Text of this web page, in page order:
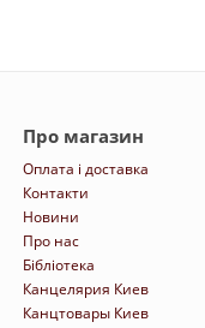
Про магазин
Оплата і доставка
Контакти
Новини
Про нас
Бібліотека
Канцелярия Киев
Канцтовары Киев